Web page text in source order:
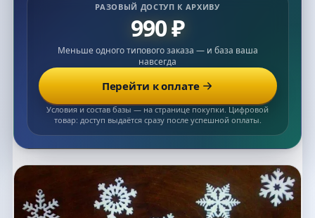
РАЗОВЫЙ ДОСТУП К АРХИВУ
990 ₽
Меньше одного типового заказа — и база ваша
навсегда
Перейти к оплате
Условия и состав базы — на странице покупки. Цифровой
товар: доступ выдаётся сразу после успешной оплаты.
Список макетов